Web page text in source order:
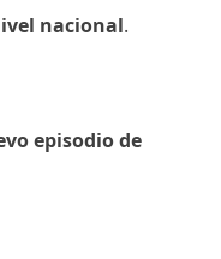
nacional.
episodio de